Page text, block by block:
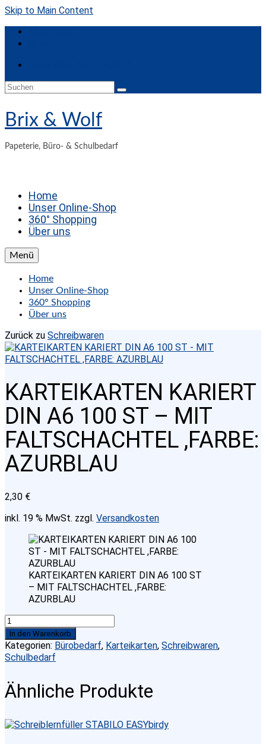
Skip to Main Content
Suchen
Brix & Wolf
Papeterie, Büro- & Schulbedarf
Home
Unser Online-Shop
360° Shopping
Über uns
Menü
Home
Unser Online-Shop
360° Shopping
Über uns
Zurück zu Schreibwaren
KARTEIKARTEN KARIERT
DIN A6 100 ST – MIT
FALTSCHACHTEL ,FARBE:
AZURBLAU
2,30 €
inkl. 19 % MwSt. zzgl. Versandkosten
KARTEIKARTEN KARIERT DIN A6 100 ST
– MIT FALTSCHACHTEL ,FARBE:
AZURBLAU
KARTEIKARTEN
KARIERT
DIN
A6
ST
-
,FARBE:
In den Warenkorb
Kategorien: Bürobedarf, Karteikarten, Schreibwaren,
Schulbedarf
Ähnliche Produkte